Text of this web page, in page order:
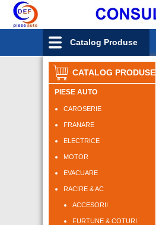
Catalog Produse
CATALOG PRODUSE
PIESE AUTO
CAROSERIE
FRANARE
ELECTRICE
MOTOR
EVACUARE
RACIRE & AC
ACCESORII
FURTUNE & COTURI